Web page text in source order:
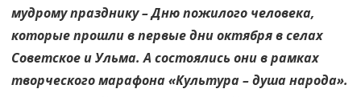
Желаем
много
светлых
мудрому празднику – Дню пожилого человека,
которые прошли в первые дни октября в селах
Советское и Ульма. А состоялись они в рамках
творческого марафона «Культура – душа народа».